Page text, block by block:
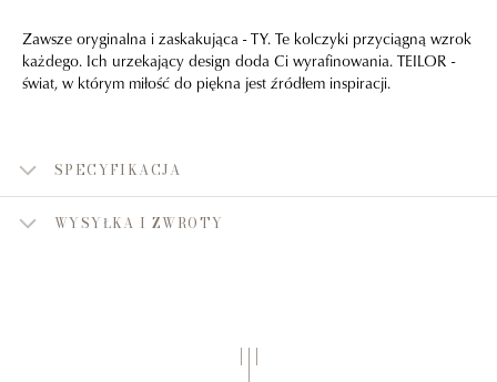
Zawsze oryginalna i zaskakująca - TY. Te kolczyki przyciągną wzrok
każdego. Ich urzekający design doda Ci wyrafinowania. TEILOR -
świat, w którym miłość do piękna jest źródłem inspiracji.
SPECYFIKACJA
WYSYŁKA I ZWROTY